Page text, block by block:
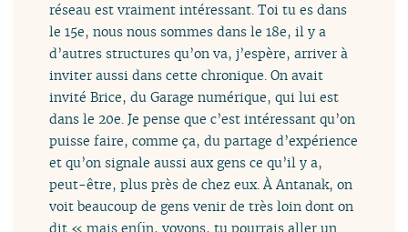
réseau est vraiment intéressant. Toi tu es dans
le 15e, nous nous sommes dans le 18e, il y a
d’autres structures qu’on va, j’espère, arriver à
inviter aussi dans cette chronique. On avait
invité Brice, du Garage numérique, qui lui est
dans le 20e. Je pense que c’est intéressant qu’on
puisse faire, comme ça, du partage d’expérience
et qu’on signale aussi aux gens ce qu’il y a,
peut-être, plus près de chez eux. À Antanak, on
voit beaucoup de gens venir de très loin dont on
dit « mais enfin, voyons, tu pourrais aller un